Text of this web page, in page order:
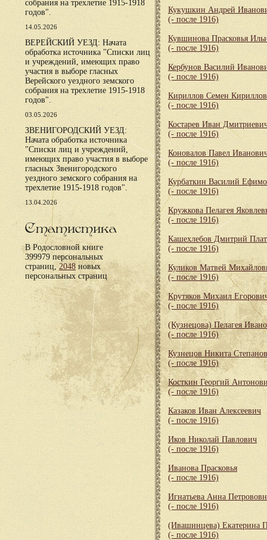
собрания на трехлетие 1915-1918
годов".
14.05.2026
ВЕРЕЙСКИЙ УЕЗД: Начата
обработка источника "Списки лиц
и учреждений, имеющих право
участия в выборе гласных
Верейского уездного земского
собрания на трехлетие 1915-1918
годов".
03.05.2026
ЗВЕНИГОРОДСКИЙ УЕЗД:
Начата обработка источника
"Списки лиц и учреждений,
имеющих право участия в выборе
гласных Звенигородского
уездного земского собрания на
трехлетие 1915-1918 годов".
13.04.2026
Статистика
В Родословной книге
399979 персональных
страниц,2048 новых
персональных страниц
Кукушкин Андрей
(- после 1916)
Кувшинова Прасковья
(- после 1916)
Кербунов Василий
(- после 1916)
Кириллов Семен
(- после 1916)
Костарев Иван
(- после 1916)
Коновалов Павел
(- после 1916)
Курбаткин Василий
(- после 1916)
Кружкова Пелагея
(- после 1916)
Кашехлебов Дмитрий
(- после 1916)
Куликов Матвей
(- после 1916)
Крутяков Михаил
(- после 1916)
(Кузнецова) Пелагея
(- после 1916)
Кузнецов Никита
(- после 1916)
Косткин Георгий
(- после 1916)
Казаков Иван Алексеевич
(- после 1916)
Иков Николай Павлович
(- после 1916)
Иванова Прасковья
(- после 1916)
Игнатьева Анна
(- после 1916)
(Ивашинцева) Екатерина
(- после 1916)